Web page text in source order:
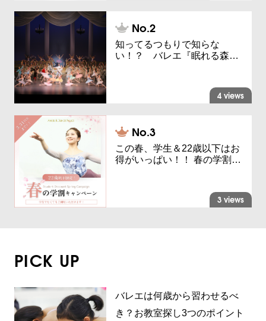
知ってるつもりで知らな
い！？ バレエ『眠れる森…
4 views
この春、学生＆22歳以下はお
得がいっぱい！！ 春の学割…
3 views
PICK UP
バレエは何歳から習わせるべ
き？お教室探し3つのポイント